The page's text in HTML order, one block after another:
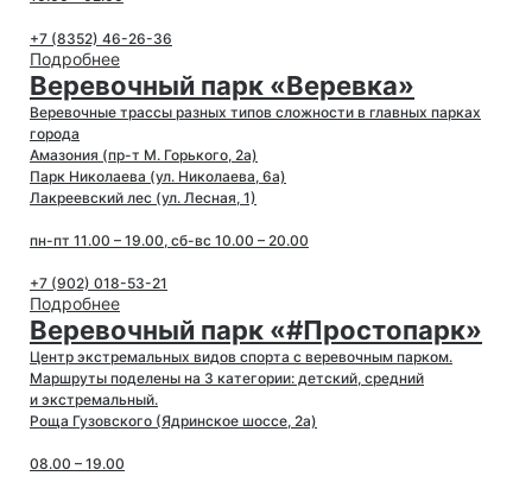
+7 (8352) 46-26-36
Подробнее
Веревочный парк «Веревка»
Веревочные трассы разных типов сложности в главных парках
города
Амазония (пр-т М. Горького, 2а)
Парк Николаева (ул. Николаева, 6а)
Лакреевский лес (ул. Лесная, 1)
пн-пт 11.00 – 19.00, сб-вс 10.00 – 20.00
+7 (902) 018-53-21
Подробнее
Веревочный парк «#Простопарк»
Центр экстремальных видов спорта с веревочным парком.
Маршруты поделены на 3 категории: детский, средний
и экстремальный.
Роща Гузовского (Ядринское шоссе, 2а)
08.00 – 19.00